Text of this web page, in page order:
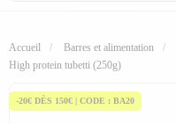
Accueil Barres et alimentation
High protein tubetti (250g)
-20€ DÈS 150€ | CODE : BA20